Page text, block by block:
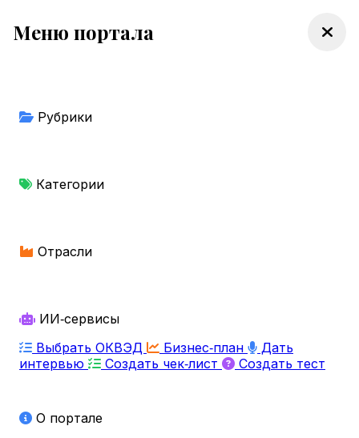
Меню портала
Рубрики
Категории
Отрасли
ИИ‑сервисы
Выбрать ОКВЭД
Бизнес‑план
Дать
интервью
Создать чек‑лист Создать тест
О портале